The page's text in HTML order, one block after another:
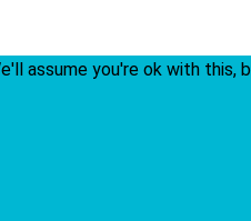
assume you're ok with this,